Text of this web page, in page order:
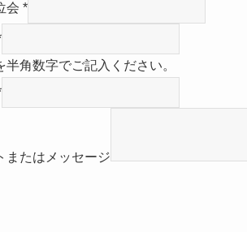
会 *
半角数字でご記入ください。
またはメッセージ